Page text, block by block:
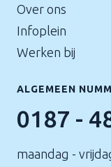
Over ons
Infoplein
Werken bij
ALGEMEEN
0187 -
maandag -